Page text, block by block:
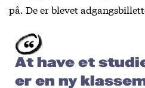
på. De er blevet
At have et
er en ny